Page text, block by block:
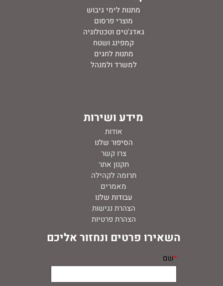
מתנות לימי גיבוש
מוצרי פרסום
גאדג'טים וטכנולוגיה
קמפינג ושטח
מתנות לחגים
למשרד ולמנהל
מידע ושירות
אודות
סיפור שלנו
צרו קשר
תקנון אתר
תרומה לקהילה
מאמרים
עבודות שלנו
הצהרת נגישות
הצהרת פרטיות
השאירו פרטים ונחזור אליכם
שם